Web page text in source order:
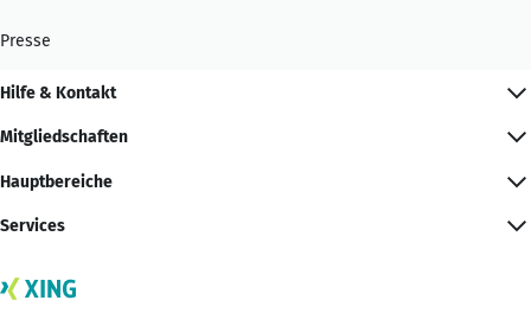
Presse
Hilfe & Kontakt
Mitgliedschaften
Hauptbereiche
Services